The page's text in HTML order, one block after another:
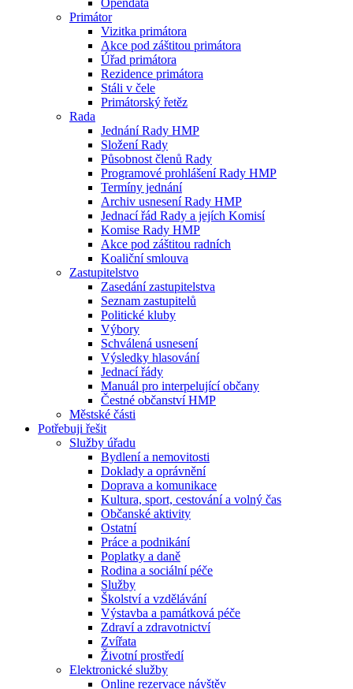
Opendata
Primátor
Vizitka primátora
Akce pod záštitou primátora
Úřad primátora
Rezidence primátora
Stáli v čele
Primátorský řetěz
Rada
Jednání Rady HMP
Složení Rady
Působnost členů Rady
Programové prohlášení Rady HMP
Termíny jednání
Archiv usnesení Rady HMP
Jednací řád Rady a jejích Komisí
Komise Rady HMP
Akce pod záštitou radních
Koaliční smlouva
Zastupitelstvo
Zasedání zastupitelstva
Seznam zastupitelů
Politické kluby
Výbory
Schválená usnesení
Výsledky hlasování
Jednací řády
Manuál pro interpelující občany
Čestné občanství HMP
Městské části
Potřebuji řešit
Služby úřadu
Bydlení a nemovitosti
Doklady a oprávnění
Doprava a komunikace
Kultura, sport, cestování a volný čas
Občanské aktivity
Ostatní
Práce a podnikání
Poplatky a daně
Rodina a sociální péče
Služby
Školství a vzdělávání
Výstavba a památková péče
Zdraví a zdravotnictví
Zvířata
Životní prostředí
Elektronické služby
Online rezervace návštěv